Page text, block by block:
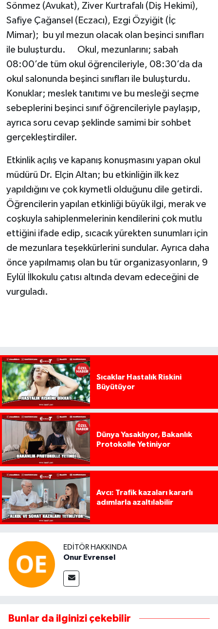
Sönmez (Avukat), Ziver Kurtrafalı (Diş Hekimi),
Safiye Çağansel (Eczacı), Ezgi Özyiğit (İç
Mimar); bu yıl mezun olacak olan beşinci sınıfları
ile buluşturdu. Okul, mezunlarını; sabah
08:00’de tüm okul öğrencileriyle, 08:30’da da
okul salonunda beşinci sınıfları ile buluşturdu.
Konuklar; meslek tanıtımı ve bu mesleği seçme
sebeplerini beşinci sınıf öğrencileriyle paylaşıp,
ayrıca soru cevap şeklinde samimi bir sohbet
gerçekleştirdiler.
Etkinlik açılış ve kapanış konuşmasını yapan okul
müdürü Dr. Elçin Altan; bu etkinliğin ilk kez
yapıldığını ve çok kıymetli olduğunu dile getirdi.
Öğrencilerin yapılan etkinliği büyük ilgi, merak ve
coşkuyla sahiplenmelerinin kendilerini çok mutlu
ettiğini ifade edip, sıcacık yürekten sunumları için
de mezunlara teşekkürlerini sundular. Ayrıca daha
önce yapılmamış olan bu tür organizasyonların, 9
Eylül İlkokulu çatısı altında devam edeceğini de
vurguladı.
Sıcaklar Hastalık Riskini
Büyütüyor
Dünya Yasaklıyor, Bakanlık
Protokolle Yetiniyor
Avcı: Trafik kazaları kararlı
adımlarla azaltılabilir
EDITÖR HAKKINDA
Onur Evrensel
Bunlar da ilginizi çekebilir